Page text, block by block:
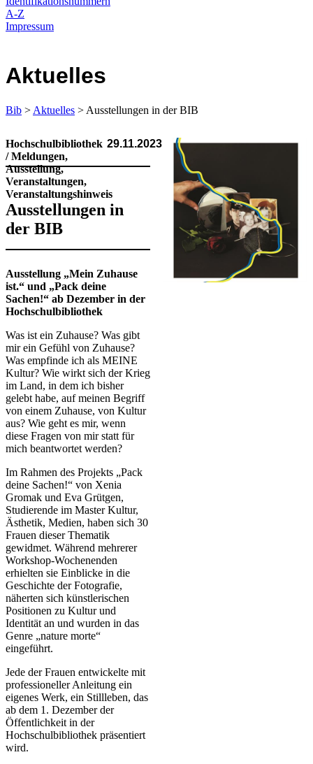
A-Z
Impressum
Aktuelles
Bib > Aktuelles > Ausstellungen in der BIB
Hochschulbibliothek
/ Meldungen,
Ausstellung,
Veranstaltungen,
Veranstaltungshinweis
29.11.2023
Ausstellungen in
der BIB
Ausstellung „Mein Zuhause
ist.“ und „Pack deine
Sachen!“ ab Dezember in der
Hochschulbibliothek
Was ist ein Zuhause? Was gibt
mir ein Gefühl von Zuhause?
Was empfinde ich als MEINE
Kultur? Wie wirkt sich der Krieg
im Land, in dem ich bisher
gelebt habe, auf meinen Begriff
von einem Zuhause, von Kultur
aus? Wie geht es mir, wenn
diese Fragen von mir statt für
mich beantwortet werden?
Im Rahmen des Projekts „Pack
deine Sachen!“ von Xenia
Gromak und Eva Grütgen,
Studierende im Master Kultur,
Ästhetik, Medien, haben sich 30
Frauen dieser Thematik
gewidmet. Während mehrerer
Workshop-Wochenenden
erhielten sie Einblicke in die
Geschichte der Fotografie,
näherten sich künstlerischen
Positionen zu Kultur und
Identität an und wurden in das
Genre „nature morte“
eingeführt.
Jede der Frauen entwickelte mit
professioneller Anleitung ein
eigenes Werk, ein Stillleben, das
ab dem 1. Dezember der
Öffentlichkeit in der
Hochschulbibliothek präsentiert
wird.